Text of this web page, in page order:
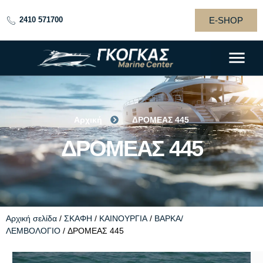
E-SHOP
2410 571700
ΔΡΟΜΕΑΣ 445
Αρχική ΔΡΟΜΕΑΣ 445
ΔΡΟΜΕΑΣ 445
Αρχική σελίδα / ΣΚΑΦΗ / ΚΑΙΝΟΥΡΓΙΑ / ΒΑΡΚΑ/
ΛΕΜΒΟΛΟΓΙΟ / ΔΡΟΜΕΑΣ 445